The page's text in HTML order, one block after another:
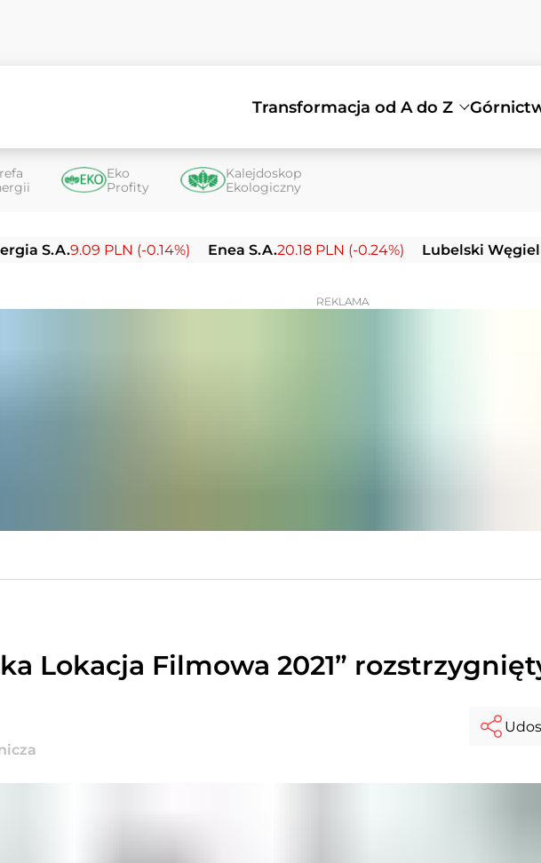
Transformacja od A do Z
Eko
Profity
Kalejdoskop
Ekologiczny
9.09 PLN (-0.14%) Enea S.A.20.18 PLN (-0.24%) Lubelski Węgiel
REKLAMA
Lokacja Filmowa 2021”